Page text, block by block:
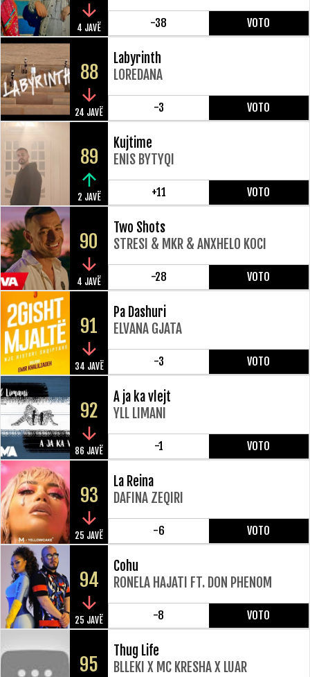
4 JAVË -38 VOTO
88
24 JAVË
Labyrinth
LOREDANA
-3 VOTO
89
2 JAVË
Kujtime
ENIS BYTYQI
+11 VOTO
90
4 JAVË
Two Shots
STRESI & MKR & ANXHELO KOCI
-28 VOTO
91
34 JAVË
Pa Dashuri
ELVANA GJATA
-3 VOTO
92
86 JAVË
A ja ka vlejt
YLL LIMANI
-1 VOTO
93
25 JAVË
La Reina
DAFINA ZEQIRI
-6 VOTO
94
25 JAVË
Cohu
RONELA HAJATI FT. DON PHENOM
-8 VOTO
95
Thug Life
BLLEKI X MC KRESHA X LUAR